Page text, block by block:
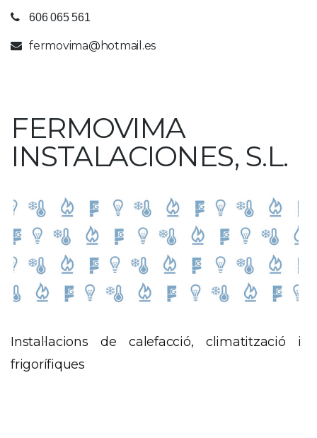
606 065 561
fermovima@hotmail.es
FERMOVIMA
INSTALACIONES, S.L.
Instal·lacions de calefacció, climatització i
frigorífiques